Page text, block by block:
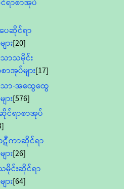
ာစာအုပ်
ပေဆိုင်ရာ
ား[20]
သာသမိုင်း
အုပ်များ[17]
သာ-အထွေထွေ
ား[576]
ဆိုင်ရာစာအုပ်
ကာဆိုင်ရာ
ား[26]
မိုင်းဆိုင်ရာ
ား[64]